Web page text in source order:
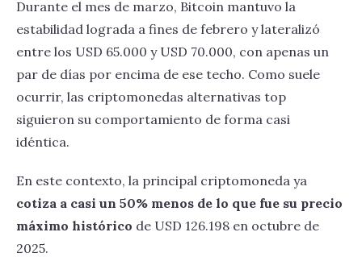
Durante el mes de marzo, Bitcoin mantuvo la
estabilidad lograda a fines de febrero y lateralizó
entre los USD 65.000 y USD 70.000, con apenas un
par de días por encima de ese techo. Como suele
ocurrir, las criptomonedas alternativas top
siguieron su comportamiento de forma casi
idéntica.
En este contexto, la principal criptomoneda ya
cotiza a casi un 50% menos de lo que fue su precio
máximo histórico de USD 126.198 en octubre de
2025.